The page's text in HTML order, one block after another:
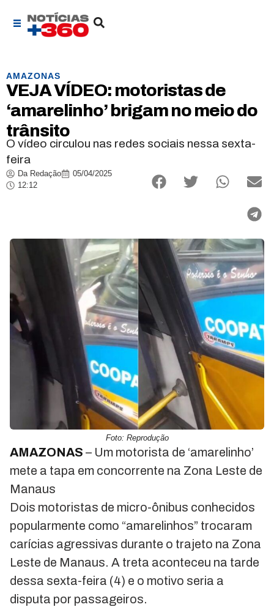
AMAZONAS
VEJA VÍDEO: motoristas de
‘amarelinho’ brigam no meio do
trânsito
O vídeo circulou nas redes sociais nessa sexta-
feira
Da Redação
05/04/2025
12:12
Foto: Reprodução
AMAZONAS – Um motorista de ‘amarelinho’
mete a tapa em concorrente na Zona Leste de
Manaus
Dois motoristas de micro-ônibus conhecidos
popularmente como “amarelinhos” trocaram
carícias agressivas durante o trajeto na Zona
Leste de Manaus. A treta aconteceu na tarde
dessa sexta-feira (4) e o motivo seria a
disputa por passageiros.